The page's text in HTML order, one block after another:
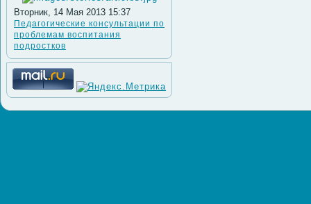
Вторник, 14 Мая 2013 15:37
Педагогические консультации по
проблемам воспитания
подростков